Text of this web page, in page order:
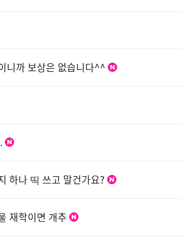
니까 보상은 없습니다^^
하나 띡 쓰고 말건가요?
재학이면 개추